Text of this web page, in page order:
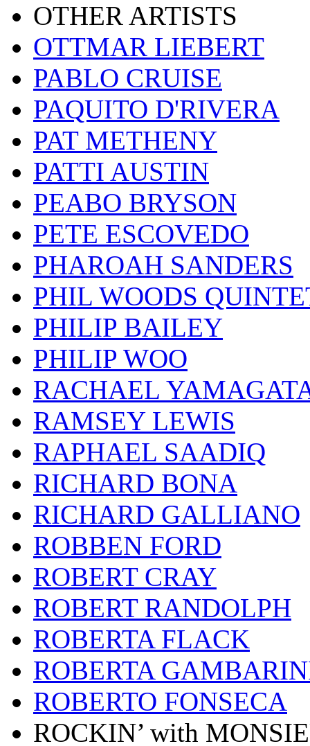
OTHER ARTISTS
OTTMAR LIEBERT
PABLO CRUISE
PAQUITO D'RIVERA
PAT METHENY
PATTI AUSTIN
PEABO BRYSON
PETE ESCOVEDO
PHAROAH SANDERS
PHIL WOODS
PHILIP BAILEY
PHILIP WOO
RACHAEL
RAMSEY LEWIS
RAPHAEL SAADIQ
RICHARD BONA
RICHARD GALLIANO
ROBBEN FORD
ROBERT CRAY
ROBERT RANDOLPH
ROBERTA FLACK
ROBERTA
ROBERTO FONSECA
ROCKIN’ with